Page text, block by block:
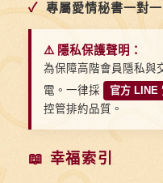
方
程
式
和
頻
率
方
✓ 專屬愛情秘書一對一
⚠️ 隱私保護聲明：
為保障高階會員隱私與
電。一律採
官方 LINE
控管排約品質。
📖 幸福索引